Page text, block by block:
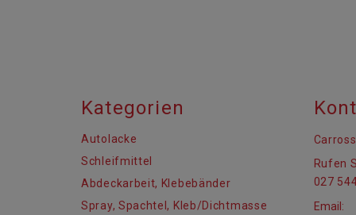
Kategorien
Autolacke
Schleifmittel
Abdeckarbeit, Klebebänder
Spray, Spachtel, Kleb/Dichtmasse
Rufen
027
Email: